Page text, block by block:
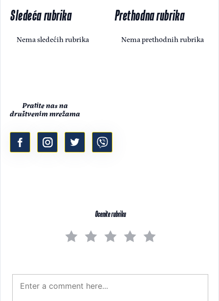
Sledeća rubrika
Nema sledećih rubrika
Prethodna rubrika
Nema prethodnih rubrika
Pratite nas na
društvenim mrežama
Ocenite rubriku